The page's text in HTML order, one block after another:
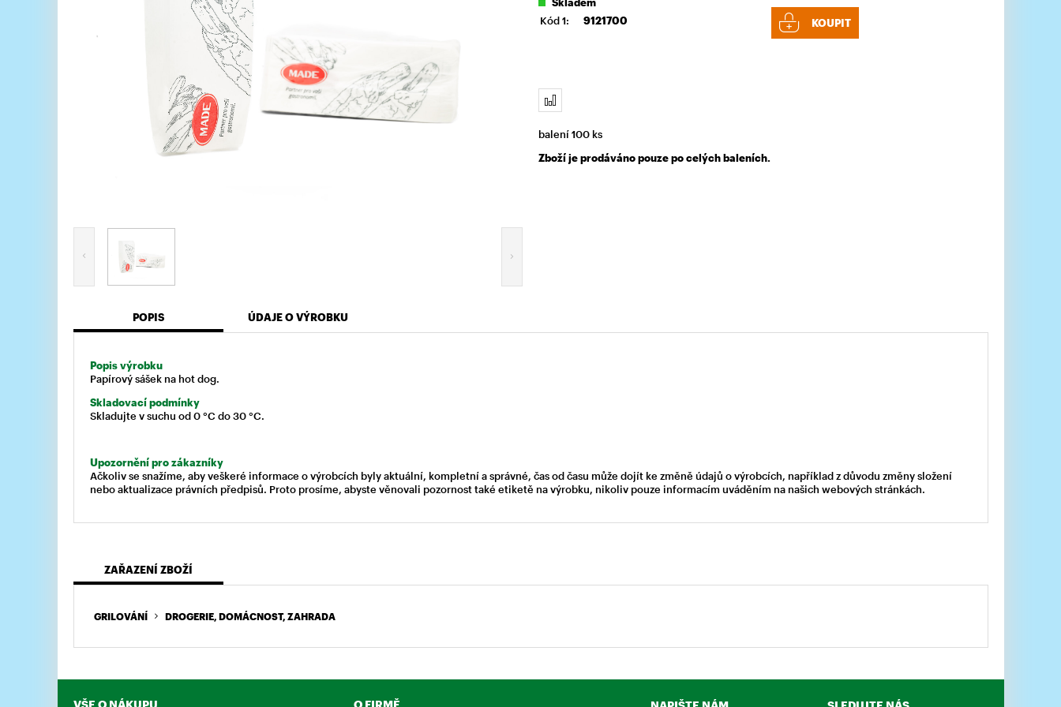
Skladem
Kód 1:
9121700 KOUPIT
balení 100 ks
Zboží je prodáváno pouze po celých baleních.
POPIS ÚDAJE O VÝROBKU
Popis výrobku
Papírový sášek na hot dog.
Skladovací podmínky
Skladujte v suchu od 0 °C do 30 °C.
Upozornění pro zákazníky
Ačkoliv se snažíme, aby veškeré informace o výrobcích byly aktuální, kompletní a správné, čas od času může dojít ke změně údajů o výrobcích, například z důvodu změny složení
nebo aktualizace právních předpisů. Proto prosíme, abyste věnovali pozornost také etiketě na výrobku, nikoliv pouze informacím uváděním na našich webových stránkách.
ZAŘAZENÍ ZBOŽÍ
GRILOVÁNÍ DROGERIE, DOMÁCNOST, ZAHRADA
VŠE O NÁKUPU O FIRMĚ